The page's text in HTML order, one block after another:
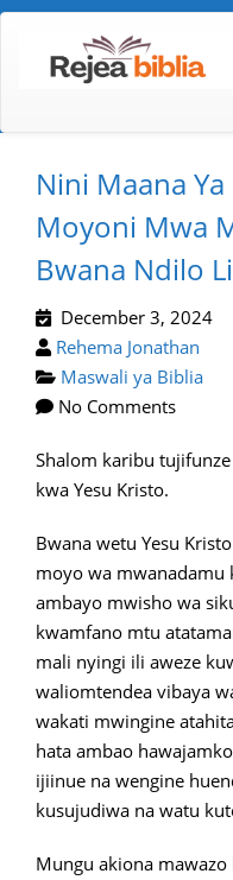
Nini Maana
Moyoni Mwa
Bwana Ndilo
December 3, 2024
Rehema Jonathan
Maswali ya Biblia
No Comments
Shalom karibu
kwa Yesu Kristo.
Bwana wetu Yesu
moyo wa mwanadamu
ambayo mwisho wa
kwamfano mtu
mali nyingi ili aweze
waliomtendea vibaya
wakati mwingine
hata ambao
ijiinue na wengine
kusujudiwa na watu
Mungu akiona